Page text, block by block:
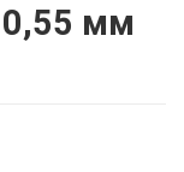
мм